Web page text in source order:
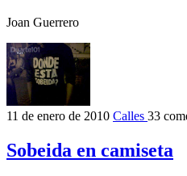
Joan Guerrero
11 de enero de 2010 Calles 33
Sobeida en camiseta